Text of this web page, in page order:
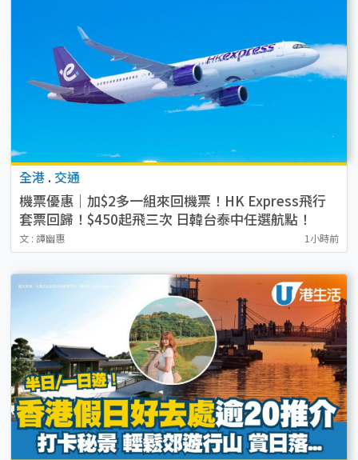
全港 . 交通
機票優惠｜加$2多一組來回機票！HK Express飛行
套票回歸！$450起飛三次 日韓台泰中任選航點！
文 : 譚幽惠 1小時前